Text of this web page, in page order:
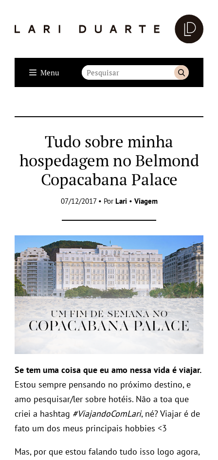
Menu
Tudo sobre minha
hospedagem no Belmond
Copacabana Palace
07/12/2017 • Por Lari • Viagem
Se tem uma coisa que eu amo nessa vida é viajar.
Estou sempre pensando no próximo destino, e
amo pesquisar/ler sobre hotéis. Não a toa que
criei a hashtag #ViajandoComLari, né? Viajar é de
fato um dos meus principais hobbies <3
Mas, por que estou falando tudo isso logo agora,